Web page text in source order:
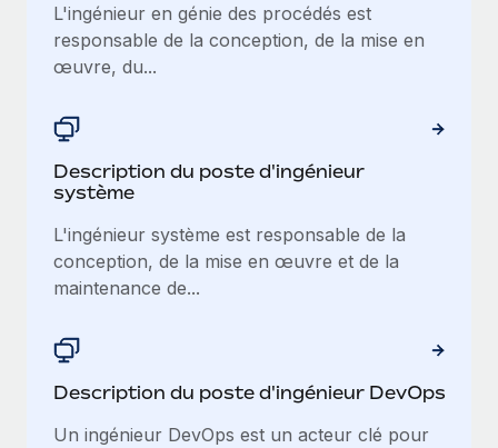
En savoir plus
L'ingénieur en génie des procédés est
responsable de la conception, de la mise en
œuvre, du...
Description du poste d'ingénieur
système
L'ingénieur système est responsable de la
conception, de la mise en œuvre et de la
maintenance de...
Description du poste d'ingénieur DevOps
Un ingénieur DevOps est un acteur clé pour